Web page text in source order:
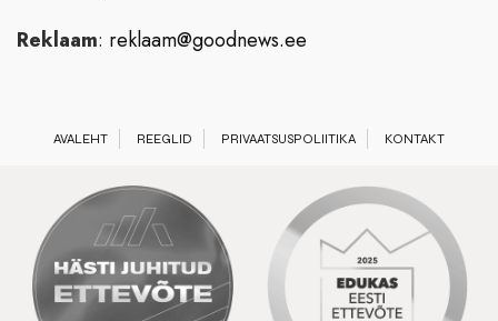
Reklaam: reklaam@goodnews.ee
AVALEHT REEGLID PRIVAATSUSPOLIITIKA KONTAKT